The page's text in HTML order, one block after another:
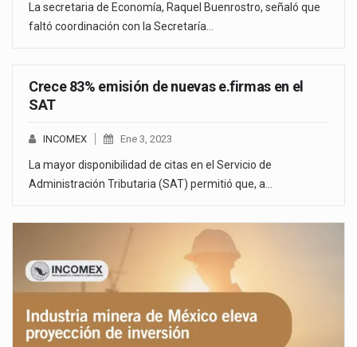
La secretaria de Economía, Raquel Buenrostro, señaló que
faltó coordinación con la Secretaría…
Crece 83% emisión de nuevas e.firmas en el
SAT
INCOMEX Ene 3, 2023
La mayor disponibilidad de citas en el Servicio de
Administración Tributaria (SAT) permitió que, a…